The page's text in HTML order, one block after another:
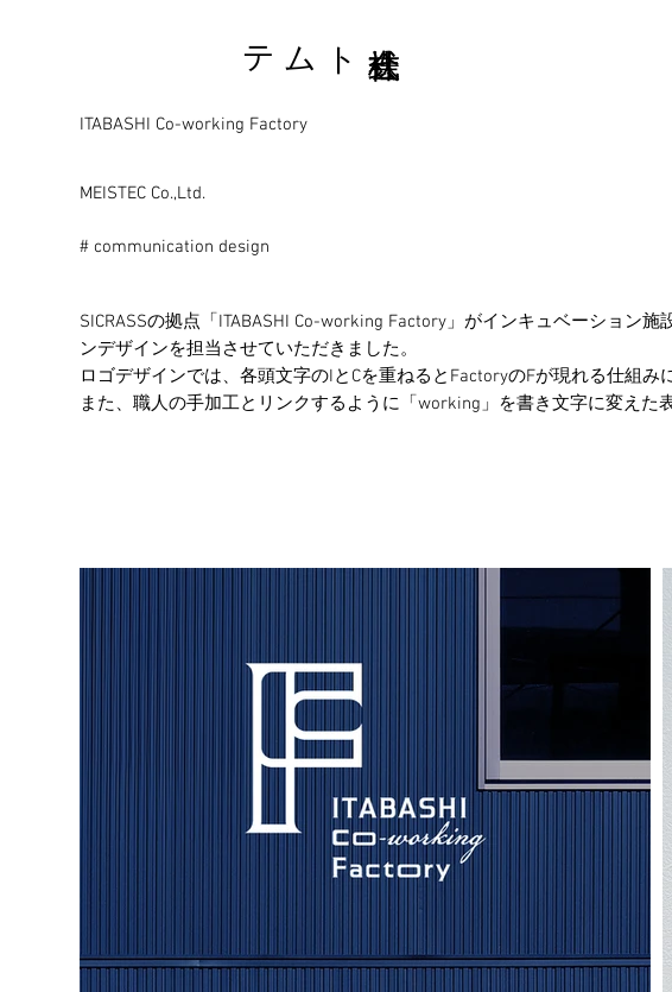
株式会社トムテ
# communication design
MEISTEC Co.,Ltd.
ITABASHI Co-working Factory
SICRASSの拠点「ITABASHI Co-working Factory」がインキュベーション
ンデザインを担当させていただきました。
ロゴデザインでは、各頭文字のIとCを重ねるとFactoryのFが現れる仕組みに
また、職人の手加工とリンクするように「working」を書き文字に変えた